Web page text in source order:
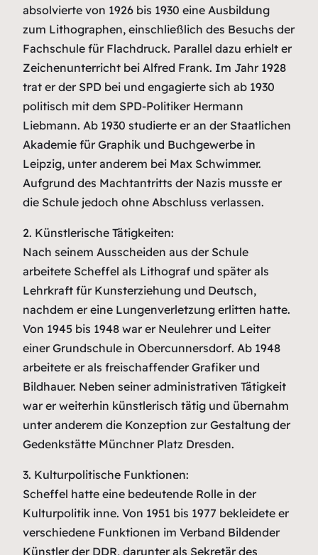
absolvierte von 1926 bis 1930 eine Ausbildung
zum Lithographen, einschließlich des Besuchs der
Fachschule für Flachdruck. Parallel dazu erhielt er
Zeichenunterricht bei Alfred Frank. Im Jahr 1928
trat er der SPD bei und engagierte sich ab 1930
politisch mit dem SPD-Politiker Hermann
Liebmann. Ab 1930 studierte er an der Staatlichen
Akademie für Graphik und Buchgewerbe in
Leipzig, unter anderem bei Max Schwimmer.
Aufgrund des Machtantritts der Nazis musste er
die Schule jedoch ohne Abschluss verlassen.
2. Künstlerische Tätigkeiten:
Nach seinem Ausscheiden aus der Schule
arbeitete Scheffel als Lithograf und später als
Lehrkraft für Kunsterziehung und Deutsch,
nachdem er eine Lungenverletzung erlitten hatte.
Von 1945 bis 1948 war er Neulehrer und Leiter
einer Grundschule in Obercunnersdorf. Ab 1948
arbeitete er als freischaffender Grafiker und
Bildhauer. Neben seiner administrativen Tätigkeit
war er weiterhin künstlerisch tätig und übernahm
unter anderem die Konzeption zur Gestaltung der
Gedenkstätte Münchner Platz Dresden.
3. Kulturpolitische Funktionen:
Scheffel hatte eine bedeutende Rolle in der
Kulturpolitik inne. Von 1951 bis 1977 bekleidete er
verschiedene Funktionen im Verband Bildender
Künstler der DDR, darunter als Sekretär des